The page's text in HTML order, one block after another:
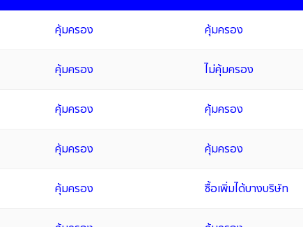
คุ้มครอง คุ้มครอง
คุ้มครอง ไม่คุ้มครอง
คุ้มครอง คุ้มครอง
คุ้มครอง คุ้มครอง
คุ้มครอง ซื้อเพิ่มได้บางบริษัท